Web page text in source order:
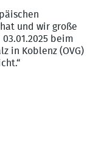
und wir große
beim
in Koblenz (OVG)